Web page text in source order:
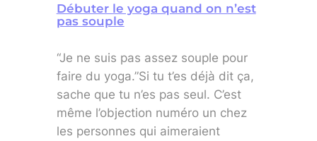
Débuter le yoga quand on n’est
pas souple
“Je ne suis pas assez souple pour
faire du yoga.”Si tu t’es déjà dit ça,
sache que tu n’es pas seul. C’est
même l’objection numéro un chez
les personnes qui aimeraient